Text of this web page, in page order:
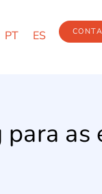
PT ES
as